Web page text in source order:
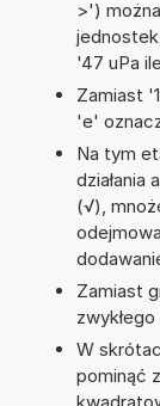
>')
'47 uPa
Zamiast
'e'
Na tym
(√),
Zamiast
W
pominąć